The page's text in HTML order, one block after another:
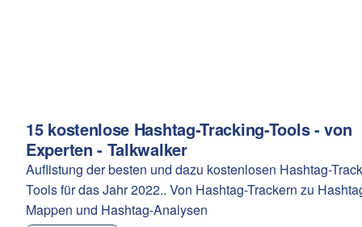
Kategorie:
15 kostenlose Hashtag-Tracking-Tools - von
Experten - Talkwalker
Auflistung der besten und dazu kostenlosen Hashtag-
Tools für das Jahr 2022.. Von Hashtag-Trackern zu
Mappen und Hashtag-Analysen